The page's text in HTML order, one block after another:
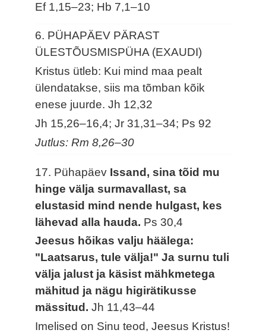
Ef 1,15–23; Hb 7,1–10
6. PÜHAPÄEV PÄRAST
ÜLESTÕUSMISPÜHA (EXAUDI)
Kristus ütleb: Kui mind maa pealt
ülendatakse, siis ma tõmban kõik
enese juurde.Jh 12,32
Jh 15,26–16,4; Jr 31,31–34; Ps 92
Jutlus: Rm 8,26–30
17. Pühapäev Issand, sina tõid mu
hinge välja surmavallast, sa
elustasid mind nende hulgast, kes
lähevad alla hauda. Ps 30,4
Jeesus hõikas valju häälega:
"Laatsarus, tule välja!" Ja surnu tuli
välja jalust ja käsist mähkmetega
mähitud ja nägu higirätikusse
mässitud.Jh 11,43–44
Imelised on Sinu teod, Jeesus Kristus!